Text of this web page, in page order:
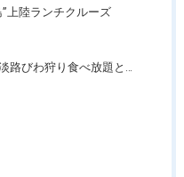
上陸ランチクルーズ
「王侯貴族のバラ園」須磨離宮公園